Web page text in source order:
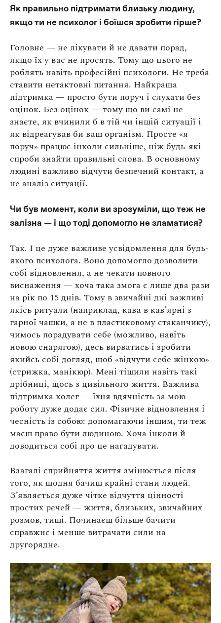
Як правильно підтримати близьку людину,
якщо ти не психолог і боїшся зробити гірше?
Головне — не лікувати й не давати порад,
якщо їх у вас не просять. Тому що цього не
роблять навіть професійні психологи. Не треба
ставити нетактовні питання. Найкраща
підтримка — просто бути поруч і слухати без
оцінок. Без оцінок — тому що ви самі не
знаєте, як вчинили б в тій чи іншій ситуації і
як відреагував би ваш організм. Просте «я
поруч» працює інколи сильніше, ніж будь-які
спроби знайти правильні слова. В основному
людині важливо відчути безпечний контакт, а
не аналіз ситуації.
Чи був момент, коли ви зрозуміли, що теж не
залізна — і що тоді допомогло не зламатися?
Так. І це дуже важливе усвідомлення для будь-
якого психолога. Воно допомогло дозволити
собі відновлення, а не чекати повного
виснаження — хоча така змога є лише два рази
на рік по 15 днів. Тому в звичайні дні важливі
якісь ритуали (наприклад, кава в кавʼярні з
гарної чашки, а не в пластиковому стаканчику),
чимось порадувати себе (можливо, навіть
новою снарягою), десь вирватись і зробити
якийсь собі догляд, щоб «відчути себе жінкою»
(стрижка, манікюр). Мені тішили навіть такі
дрібниці, щось з цивільного життя. Важлива
підтримка колег — їхня вдячність за мою
роботу дуже додає сил. Фізичне відновлення і
чесність із собою: допомагаючи іншим, ти теж
маєш право бути людиною. Хоча інколи й
доводиться собі про це нагадувати.
Взагалі сприйняття життя змінюється після
того, як щодня бачиш крайні стани людей.
З’являється дуже чітке відчуття цінності
простих речей — життя, близьких, звичайних
розмов, тиші. Починаєш більше бачити
справжнє і менше витрачати сили на
другорядне.